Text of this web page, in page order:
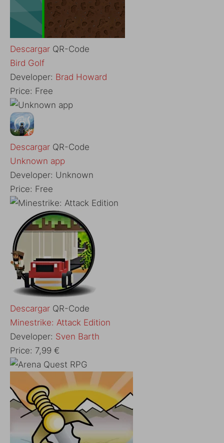
Descargar QR-Code
‎Bird Golf
Developer: Brad Howard
Price: Free
Descargar QR-Code
Unknown app
Developer: Unknown
Price: Free
Descargar QR-Code
Minestrike: Attack Edition
Developer: Sven Barth
Price: 7,99 €